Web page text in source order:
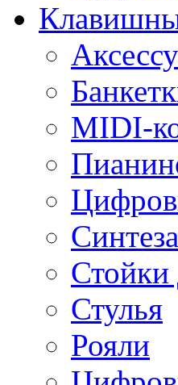
MIDI-
Стулья
Рояли